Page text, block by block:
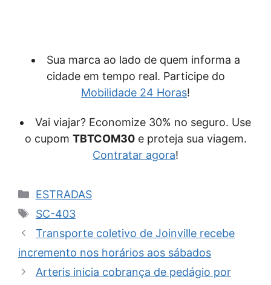
Sua marca ao lado de quem informa a
cidade em tempo real. Participe do
Mobilidade 24 Horas!
Vai viajar? Economize 30% no seguro. Use
o cupom TBTCOM30e proteja sua viagem.
Contratar agora!
Categorias
ESTRADAS
Tags
SC-403
Transporte coletivo de Joinville recebe
incremento nos horários aos sábados
Arteris inicia cobrança de pedágio por